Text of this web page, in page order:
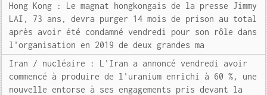
Hong Kong : Le magnat hongkongais de la presse Jimmy
LAI, 73 ans, devra purger 14 mois de prison au total
après avoir été condamné vendredi pour son rôle dans
l'organisation en 2019 de deux grandes ma
Iran / nucléaire : L'Iran a annoncé vendredi avoir
commencé à produire de l'uranium enrichi à 60 %, une
nouvelle entorse à ses engagements pris devant la